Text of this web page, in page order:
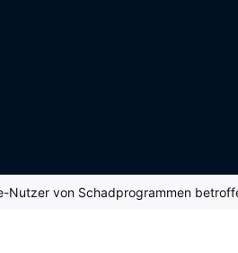
Nutzer von Schadprogrammen